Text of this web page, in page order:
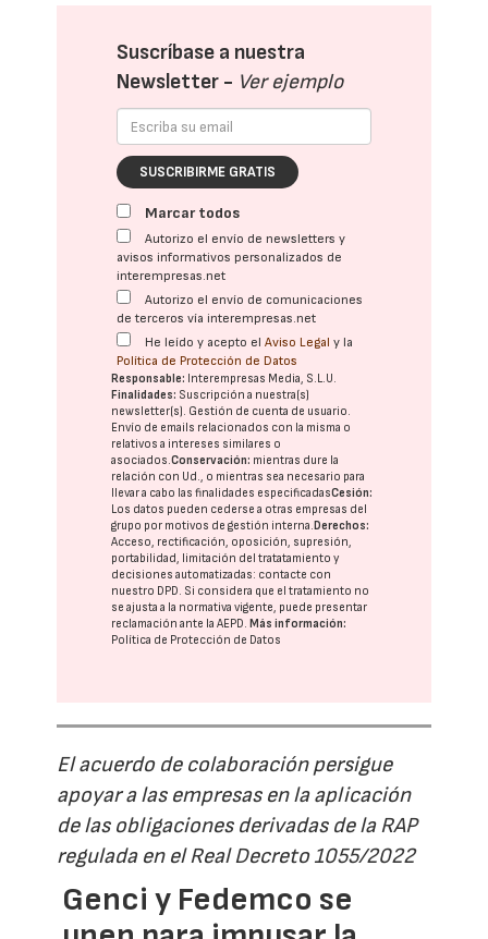
Suscríbase a nuestra
Newsletter - Ver ejemplo
SUSCRIBIRME GRATIS
Marcar todos
Autorizo el envío de newsletters y
avisos informativos personalizados de
interempresas.net
Autorizo el envío de comunicaciones
de terceros vía interempresas.net
He leído y acepto elAviso Legal y la
Política de Protección de Datos
Responsable: Interempresas Media, S.L.U.
Finalidades: Suscripción a nuestra(s)
newsletter(s). Gestión de cuenta de usuario.
Envío de emails relacionados con la misma o
relativos a intereses similares o
asociados.Conservación: mientras dure la
relación con Ud., o mientras sea necesario para
llevar a cabo las finalidades especificadasCesión:
Los datos pueden cederse a otras empresas del
grupo por motivos de gestión interna. Derechos:
Acceso, rectificación, oposición, supresión,
portabilidad, limitación del tratatamiento y
decisiones automatizadas: contacte con
nuestro DPD. Si considera que el tratamiento no
se ajusta a la normativa vigente, puede presentar
reclamación ante laAEPD. Más información:
Política de Protección de Datos
El acuerdo de colaboración persigue
apoyar a las empresas en la aplicación
de las obligaciones derivadas de la RAP
regulada en el Real Decreto 1055/2022
Genci y Fedemco se